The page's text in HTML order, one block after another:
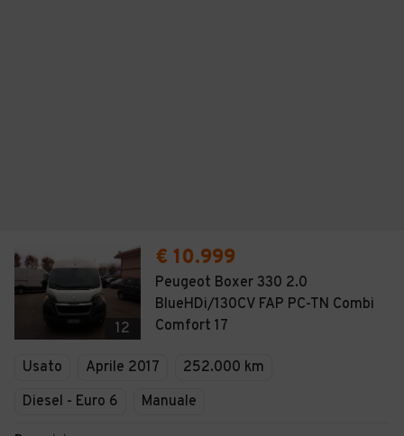
12
€ 10.999
Peugeot Boxer 330 2.0
BlueHDi/130CV FAP PC-TN Combi
Comfort 17
Usato Aprile 2017
252.000 km
Diesel - Euro 6
Manuale